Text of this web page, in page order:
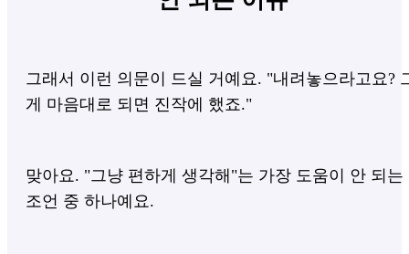
그래서 이런 의문이 드실 거예요. "내려놓으라고요?
게 마음대로 되면 진작에 했죠."
맞아요. "그냥 편하게 생각해"는 가장 도움이 안 되는
조언 중 하나예요.